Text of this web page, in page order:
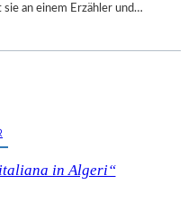
an einem Erzähler und…
in Algeri“